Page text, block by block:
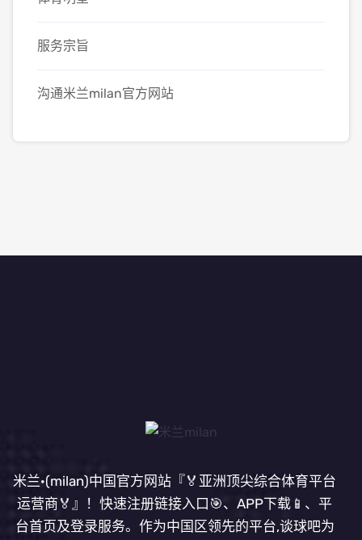
服务宗旨
沟通米兰milan官方网站
米兰·(milan)中国官方网站『🏅亚洲顶尖综合体育平台
运营商🏅』！快速注册链接入口🎯、APP下载📱、平
台首页及登录服务。作为中国区领先的平台,谈球吧为